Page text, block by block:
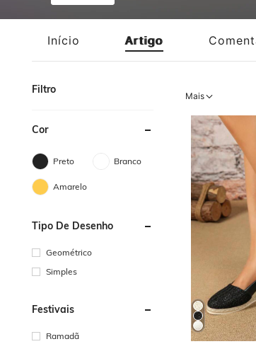
Início Artigo
Filtro
Cor
Preto Branco
Amarelo
Tipo De Desenho
Geométrico
Simples
Festivais
Ramadã
Mais